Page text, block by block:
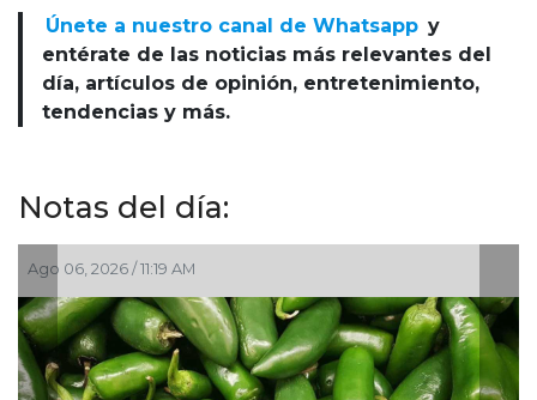
Únete a nuestro canal de Whatsapp y
entérate de las noticias más relevantes del
día, artículos de opinión, entretenimiento,
tendencias y más.
Notas del día:
Ago 06, 2026 / 11:19 AM